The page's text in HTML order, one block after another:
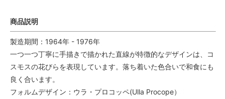
商品説明
製造期間：1964年 - 1976年
一つ一つ丁寧に手描きで描かれた直線が特徴的なデザインは、コ
スモスの花びらを表現しています。落ち着いた色合いで和食にも
良く合います。
フォルムデザイン：ウラ・プロコッペ(Ulla Procope）